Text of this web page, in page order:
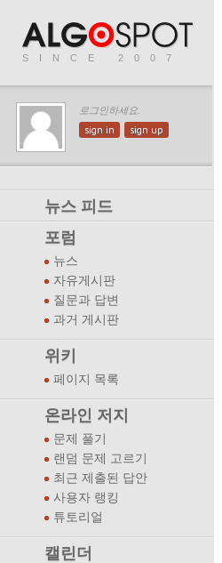
SINCE 2007
로그인하세요.
sign in sign up
뉴스 피드
포럼
뉴스
자유게시판
질문과 답변
과거 게시판
위키
페이지 목록
온라인 저지
문제 풀기
랜덤 문제 고르기
최근 제출된 답안
사용자 랭킹
튜토리얼
캘린더